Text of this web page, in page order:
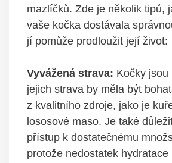
mazlíčků. Zde je několik tipů,
vaše kočka dostávala
jí pomůže prodloužit její život:
Vyvážená strava: Kočky jsou
jejich strava by měla být
z kvalitního zdroje, jako je
lososové maso. Je také
přístup k dostatečnému
protože nedostatek hydratace